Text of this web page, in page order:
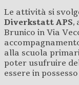
Le attività si
Diverkstatt APS,
Brunico in Via
alla scuola
poter usufruire
essere in possesso